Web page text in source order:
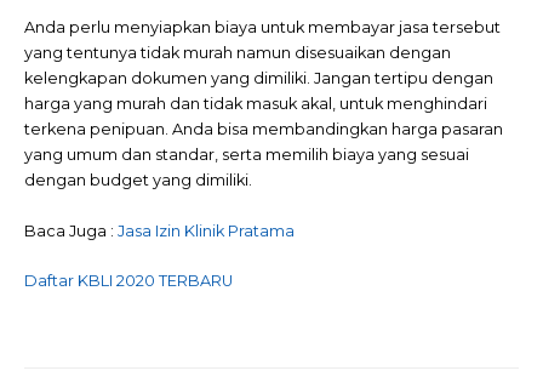
Anda perlu menyiapkan biaya untuk membayar jasa tersebut
yang tentunya tidak murah namun disesuaikan dengan
kelengkapan dokumen yang dimiliki. Jangan tertipu dengan
harga yang murah dan tidak masuk akal, untuk menghindari
terkena penipuan. Anda bisa membandingkan harga pasaran
yang umum dan standar, serta memilih biaya yang sesuai
dengan budget yang dimiliki.
Baca Juga : Jasa Izin Klinik Pratama
Daftar KBLI 2020 TERBARU